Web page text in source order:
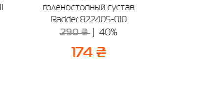
голеностопный сустав
Radder 822405-010
290 ₴ 40%
174 ₴